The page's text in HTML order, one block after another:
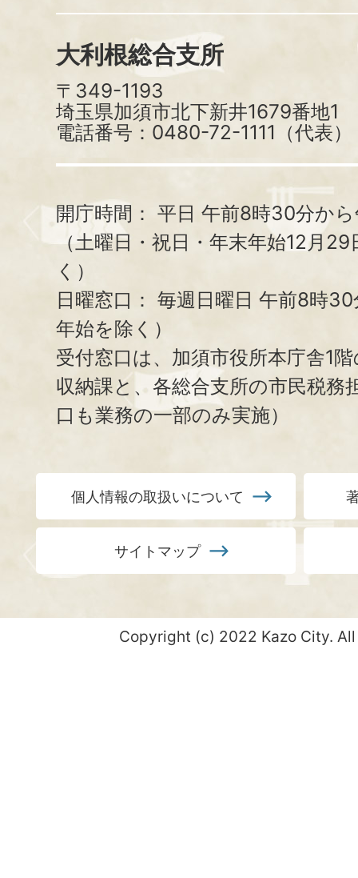
大利根総合支所
〒349-1193
埼玉県加須市北下新井1679番地1
電話番号：0480-72-1111（代表）
開庁時間： 平日 午前8時30分か
（土曜日・祝日・年末年始12月
く）
日曜窓口： 毎週日曜日 午前8時
年始を除く）
受付窓口は、加須市役所本庁舎1
収納課と、 各総合支所の市民税務
口も業務の一部のみ実施）
個人情報の取扱いについて
サイトマップ
Copyright (c) 2022 Kazo City.